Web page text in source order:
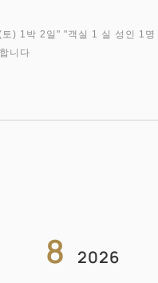
) 1박 2일 " "객실 1 실 성인 1명
니다
8 2026